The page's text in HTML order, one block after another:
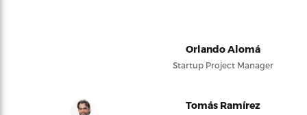
Orlando Alomá
Startup Project Manager
Tomás Ramírez